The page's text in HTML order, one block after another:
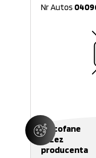
Nr Autos
Wycofane
przez
producenta